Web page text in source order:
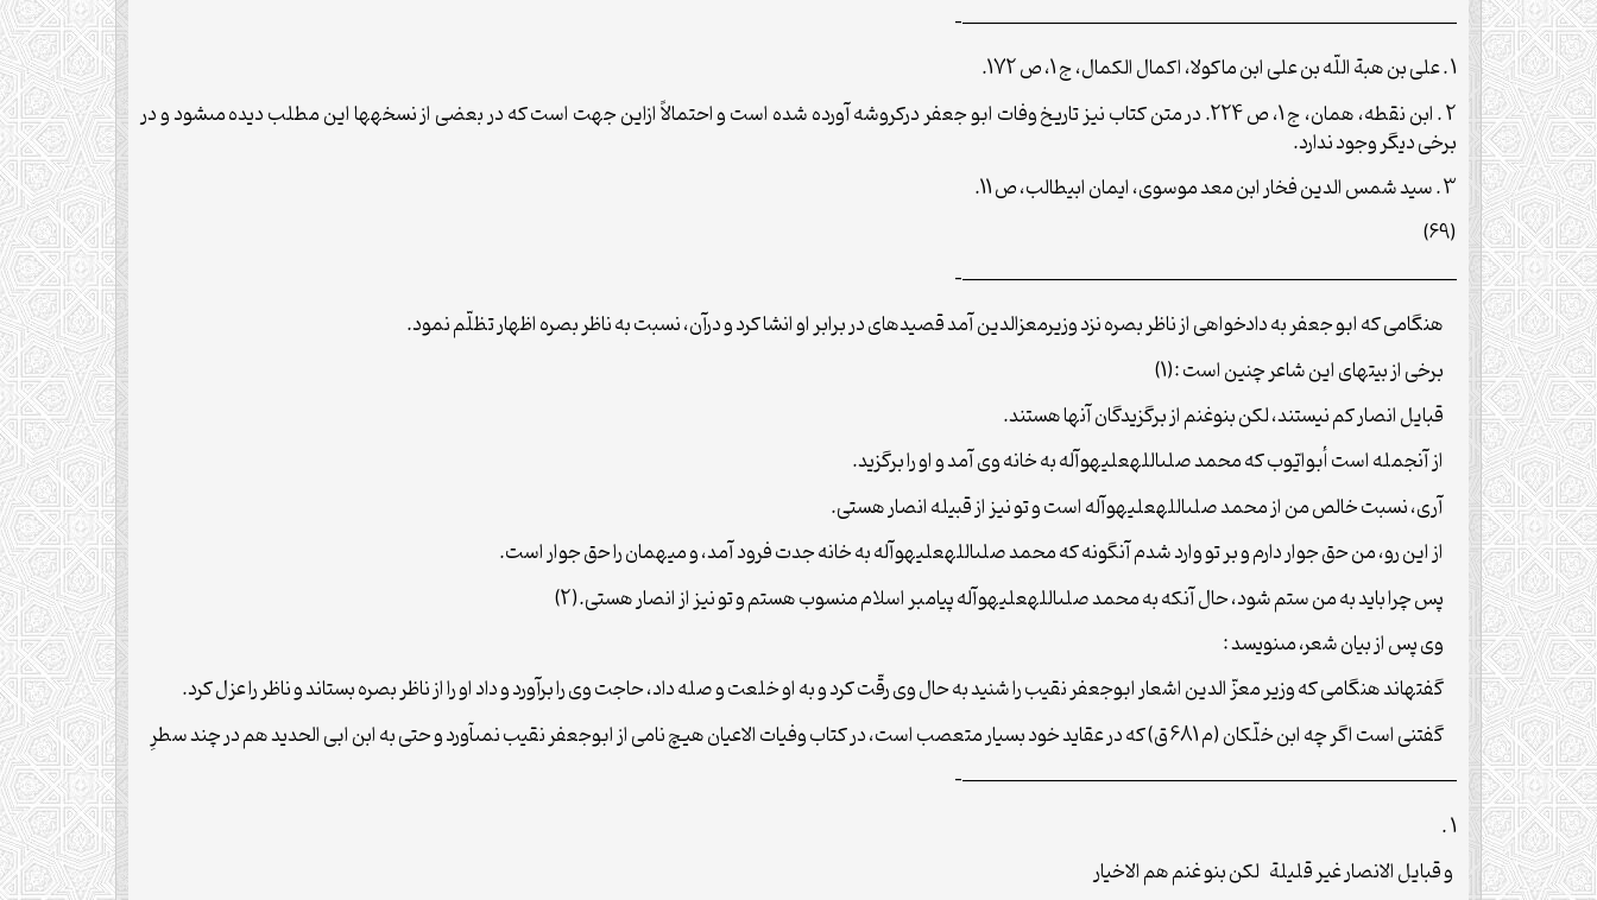
——————————————————————————–
1 . على بن هبة اللّه‏ بن على ابن ماکولا، اکمال الکمال، ج 1، ص 172.
2 . ابن نقطه، همان، ج 1، ص 224. در متن کتاب نیز تاریخ وفات ابو جعفر درکروشه آورده شده است و احتمالاً ازاین جهت است که در بعضى از نسخه‏ها این مطلب دیده مى‏شود و در
برخى دیگر وجود ندارد.
3 . سید شمس الدین فخار ابن معد موسوى، ایمان ابیطالب، ص 11.
(69)
——————————————————————————–
هنگامى که ابو جعفر به دادخواهى از ناظر بصره نزد وزیرمعزالدین آمد قصیده‏اى در برابر او انشا کرد و درآن، نسبت به ناظر بصره اظهار تظلّم نمود.
برخى از بیت‏هاى این شاعر چنین است :(1)
قبایل انصار کم نیستند، لکن بنوغنم از برگزیدگان آن‏ها هستند.
از آن‏جمله است أبوایّوب که محمد صلى‏الله‏علیه‏و‏آله به خانه وى آمد و او را برگزید.
آرى، نسبت خالص من از محمد صلى‏الله‏علیه‏و‏آله است و تو نیز از قبیله انصار هستى.
از این رو، من حق جوار دارم و بر تو وارد شدم آن‏گونه که محمد صلى‏الله‏علیه‏و‏آله به خانه جدت فرود آمد، و میهمان را حق جوار است.
پس چرا باید به من ستم شود، حال آن‏که به محمد صلى‏الله‏علیه‏و‏آله پیامبر اسلام منسوب هستم و تو نیز از انصار هستى.(2)
وى پس از بیان شعر، مى‏نویسد :
گفته‏اند هنگامى که وزیر معزّ الدین اشعار ابوجعفر نقیب را شنید به حال وى رقّت کرد و به او خلعت و صله داد، حاجت وى را برآورد و داد او را از ناظر بصره بستاند و ناظر را عزل کرد.
گفتنى است اگر چه ابن خلّکان (م 681 ق) که در عقاید خود بسیار متعصب است، در کتاب وفیات الاعیان هیچ نامى از ابوجعفر نقیب نمى‏آورد و حتى به ابن ابى الحدید هم در چند سطرِ
——————————————————————————–
1 .
و قبایل الانصار غیر قلیلة لکن بنو غنم هم الاخیار